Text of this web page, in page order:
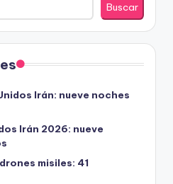
Buscar
Irán: nueve noches
Irán 2026: nueve
misiles: 41